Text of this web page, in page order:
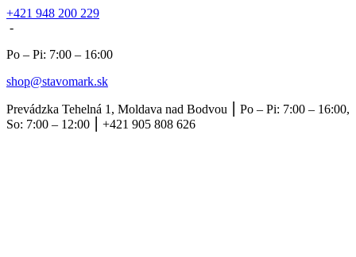
+421 948 200 229
-
Po – Pi: 7:00 – 16:00
shop@stavomark.sk
Prevádzka Tehelná 1, Moldava nad Bodvou ⎮ Po – Pi: 7:00 – 16:00,
So: 7:00 – 12:00 ⎮ +421 905 808 626